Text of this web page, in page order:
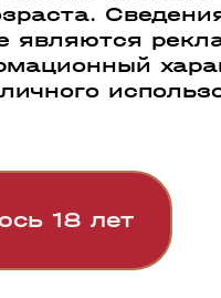
являются
18 лет